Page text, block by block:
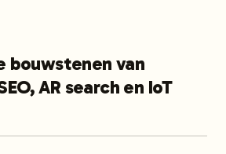
bouwstenen van
AR search en IoT